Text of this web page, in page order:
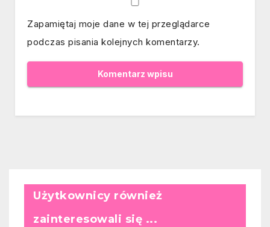
Zapamiętaj moje dane w tej przeglądarce
podczas pisania kolejnych komentarzy.
Użytkownicy również
zainteresowali się ...